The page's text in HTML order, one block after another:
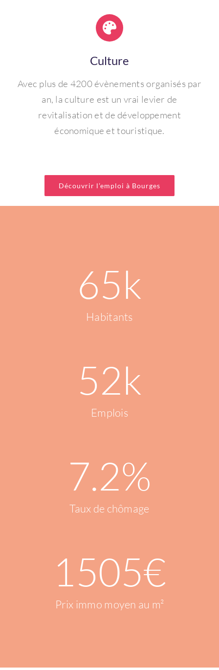
Culture
Avec plus de 4200 évènements organisés par
an, la culture est un vrai levier de
revitalisation et de développement
économique et touristique.
Découvrir l’emploi à Bourges
65k
Habitants
52k
Emplois
7.2%
Taux de chômage
1505€
Prix immo moyen au m²